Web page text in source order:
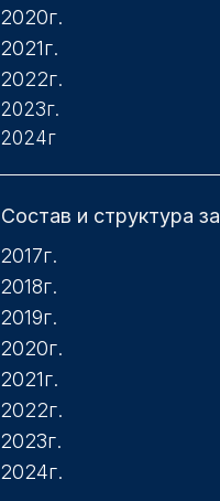
Состав и структура
2020г.
2021г.
2017г.
2018г.
2019г.
2020г.
2021г.
2022г.
2023г.
2024г
2022г.
2023г.
2024г.